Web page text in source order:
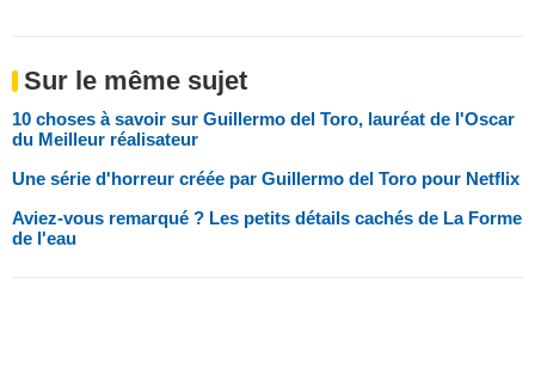
Sur le même sujet
10 choses à savoir sur Guillermo del Toro, lauréat de l'Oscar
du Meilleur réalisateur
Une série d'horreur créée par Guillermo del Toro pour Netflix
Aviez-vous remarqué ? Les petits détails cachés de La Forme
de l'eau